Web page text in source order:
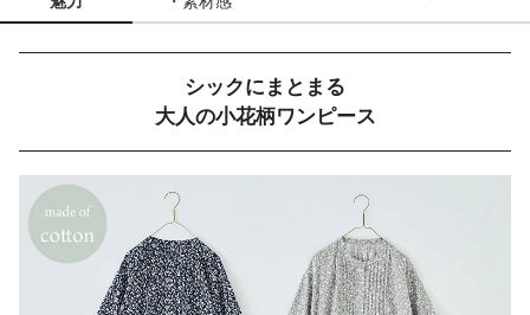
シックにまとまる
大人の小花柄ワンピース